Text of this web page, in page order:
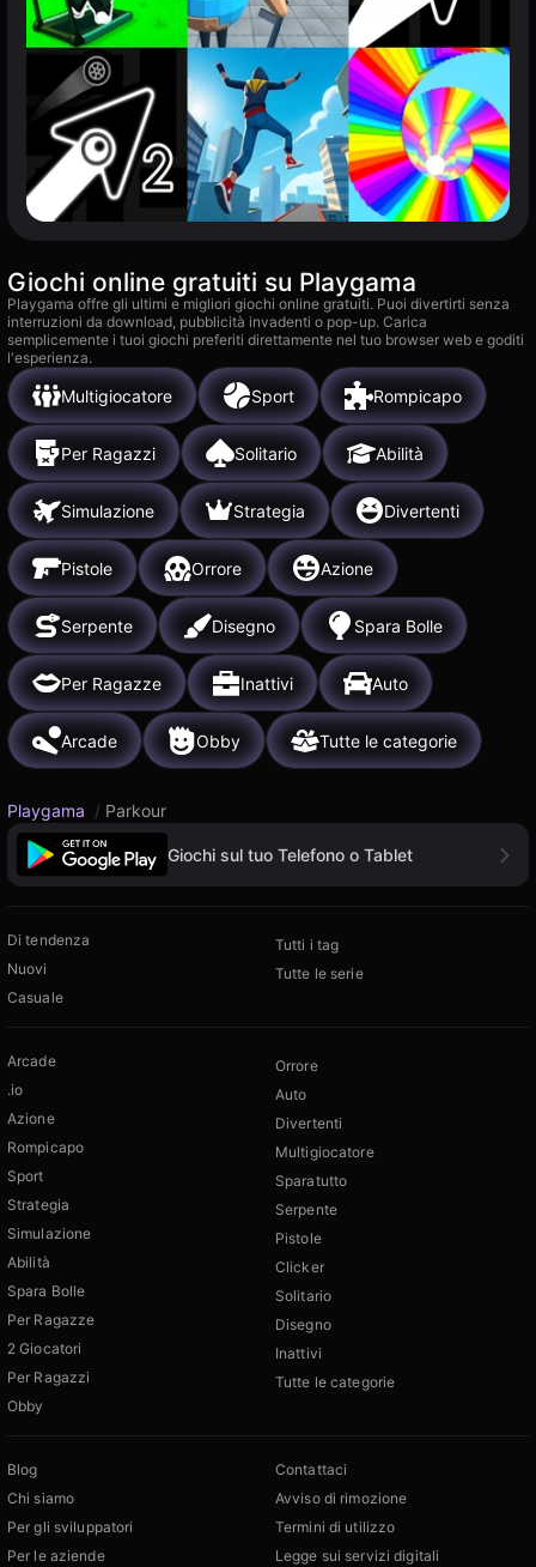
Giochi online gratuiti su Playgama
Playgama offre gli ultimi e migliori giochi online gratuiti. Puoi divertirti senza
interruzioni da download, pubblicità invadenti o pop-up. Carica
semplicemente i tuoi giochi preferiti direttamente nel tuo browser web e goditi
l'esperienza.
Multigiocatore Sport Rompicapo
Per Ragazzi Solitario Abilità
Simulazione Strategia Divertenti
Pistole Orrore Azione
Serpente Disegno Spara Bolle
Per Ragazze Inattivi Auto
Arcade Obby Tutte le categorie
Playgama / Parkour
Giochi sul tuo Telefono o Tablet
Di tendenza
Nuovi
Casuale
Tutti i tag
Tutte le serie
Arcade
.io
Azione
Rompicapo
Sport
Strategia
Simulazione
Abilità
Spara Bolle
Per Ragazze
2 Giocatori
Per Ragazzi
Obby
Orrore
Auto
Divertenti
Multigiocatore
Sparatutto
Serpente
Pistole
Clicker
Solitario
Disegno
Inattivi
Tutte le categorie
Blog
Chi siamo
Per gli sviluppatori
Per le aziende
Contattaci
Avviso di rimozione
Termini di utilizzo
Legge sui servizi digitali